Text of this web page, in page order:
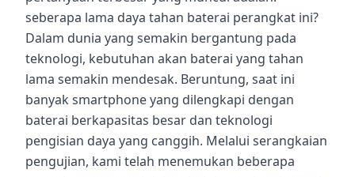
seberapa lama daya tahan baterai perangkat ini?
Dalam dunia yang semakin bergantung pada
teknologi, kebutuhan akan baterai yang tahan
lama semakin mendesak. Beruntung, saat ini
banyak smartphone yang dilengkapi dengan
baterai berkapasitas besar dan teknologi
pengisian daya yang canggih. Melalui serangkaian
pengujian, kami telah menemukan beberapa